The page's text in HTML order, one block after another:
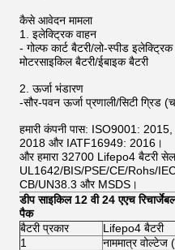
कैसे आवेदन मामला
1. इलेक्ट्रिक वाहन
- गोल्फ कार्ट बैटरी/लो-स्पीड
मोटरसाइकिल बैटरी/ईबाइक बैटरी
2. ऊर्जा भंडारण
-सौर-पवन ऊर्जा प्रणाली/सिटी
हमारी कंपनी पास: ISO9001:
2018 और IATF16949: 2016।
और हमारा 32700 Lifepo4 बैटरी
UL1642/BIS/PSE/CE/Rohs/
CB/UN38.3 और MSDS।
डीप साइकिल 12 वी 24 एएच
पैक
बैटरी प्रकार
Lifepo4 बैटरी
1
नाममात्र वोल्टेज